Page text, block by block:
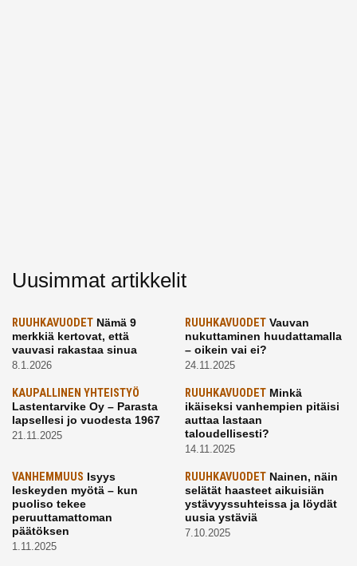
Uusimmat artikkelit
RUUHKAVUODET Nämä 9
merkkiä kertovat, että
vauvasi rakastaa sinua
8.1.2026
RUUHKAVUODETVauvan
nukuttaminen huudattamalla
– oikein vai ei?
24.11.2025
KAUPALLINEN YHTEISTYÖ
Lastentarvike Oy – Parasta
lapsellesi jo vuodesta 1967
21.11.2025
RUUHKAVUODETMinkä
ikäiseksi vanhempien pitäisi
auttaa lastaan
taloudellisesti?
14.11.2025
VANHEMMUUS Isyys
leskeyden myötä – kun
puoliso tekee
peruuttamattoman
päätöksen
1.11.2025
RUUHKAVUODETNainen, näin
selätät haasteet aikuisiän
ystävyyssuhteissa ja löydät
uusia ystäviä
7.10.2025